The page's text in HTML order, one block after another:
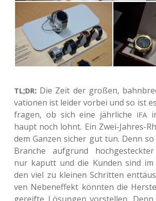
TL;DR: Die Zeit der großen,
va­tio­nen ist leider vorbei und so ist
fragen, ob sich eine jähr­li­che IFA
haupt noch lohnt. Ein Zwei-Jahres-
dem Ganzen sicher gut tun. Denn
Bran­che auf­grund
nur kaputt und die Kunden sind im
den viel zu klei­nen Schrit­ten
ven Neben­ef­fekt könn­ten die